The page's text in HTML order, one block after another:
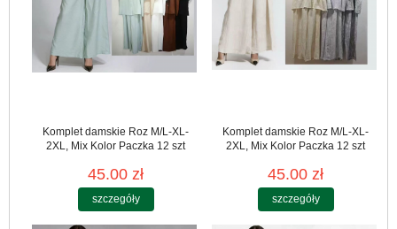
Komplet damskie Roz M/L-XL-
2XL, Mix Kolor Paczka 12 szt
45.00 zł
szczegóły
Komplet damskie Roz M/L-XL-
2XL, Mix Kolor Paczka 12 szt
45.00 zł
szczegóły